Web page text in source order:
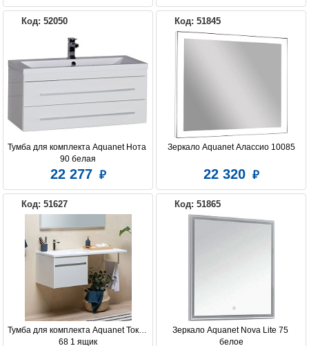
Код: 52050
Тумба для комплекта Aquanet Нота
90 белая
22 277
Код: 51845
Зеркало Aquanet Алассио 10085
22 320
Код: 51627
Тумба для комплекта Aquanet Токио
68 1 ящик
Код: 51865
Зеркало Aquanet Nova Lite 75
белое